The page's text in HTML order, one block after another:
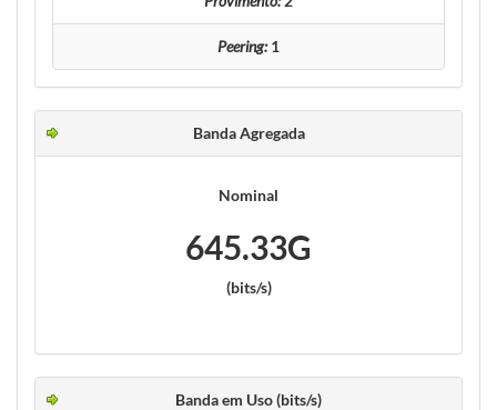
Peering: 1
Banda Agregada
Nominal
645.33G
(bits/s)
Banda em Uso (bits/s)